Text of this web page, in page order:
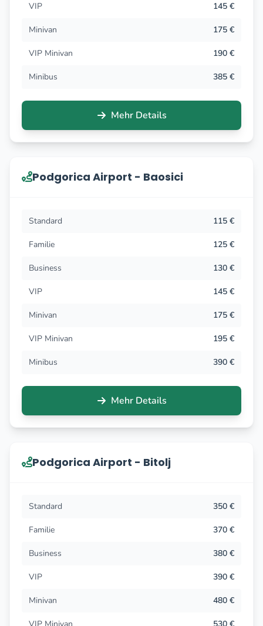
VIP 145 €
Minivan 175 €
VIP Minivan 190 €
Minibus 385 €
Mehr Details
Podgorica Airport - Baosici
Standard 115 €
Familie 125 €
Business 130 €
VIP 145 €
Minivan 175 €
VIP Minivan 195 €
Minibus 390 €
Mehr Details
Podgorica Airport - Bitolj
Standard 350 €
Familie 370 €
Business 380 €
VIP 390 €
Minivan 480 €